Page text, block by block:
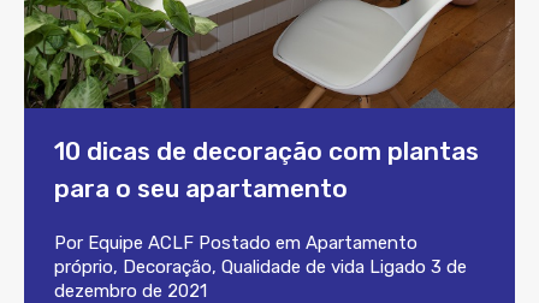
10 dicas de decoração com plantas
para o seu apartamento
Por Equipe ACLF Postado em Apartamento
próprio, Decoração, Qualidade de vida Ligado 3 de
dezembro de 2021